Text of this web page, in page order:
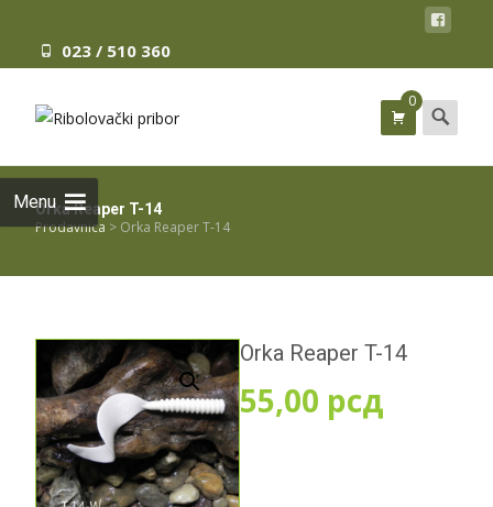
023 / 510 360
Menu
0 Search
for:
Orka Reaper T-14
Prodavnica > Orka Reaper T-14
Orka Reaper T-14
55,00 рсд